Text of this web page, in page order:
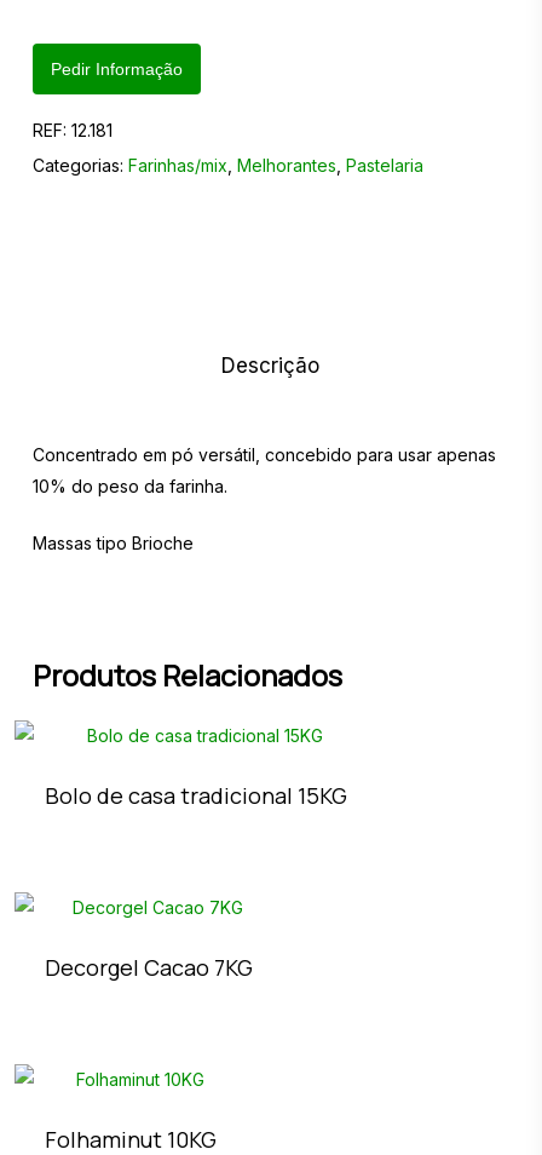
Pedir Informação
REF: 12.181
Categorias: Farinhas/mix Melhorantes Pastelaria
Descrição
Concentrado em pó versátil, concebido para usar apenas
10% do peso da farinha.
Massas tipo Brioche
Produtos Relacionados
Bolo de casa tradicional 15KG
Decorgel Cacao 7KG
Folhaminut 10KG